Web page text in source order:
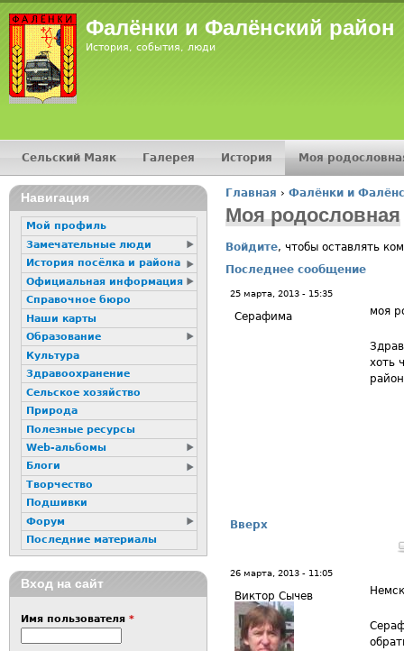
Фалёнки и Фалёнский район
История, события, люди
Вы здесь
Главная › Фалёнки и
Моя родословная
Войдите, чтобы оставлять
Последнее сообщение
25 марта, 2013 - 15:35
Серафима моя
хоть
Вверх
26 марта, 2013 - 11:05
Виктор Сычев
Главное меню
Сельский Маяк Галерея История Моя
16+
Навигация
Мой профиль
Замечательные люди
История посёлка и района
Официальная информация
Справочное бюро
Наши карты
Образование
Культура
Здравоохранение
Сельское хозяйство
Природа
Полезные ресурсы
Web-альбомы
Блоги
Творчество
Подшивки
Форум
Последние материалы
Вход на сайт
Имя пользователя *